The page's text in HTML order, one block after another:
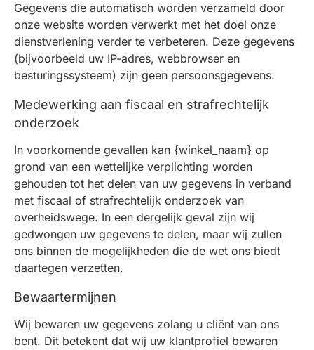
Gegevens die automatisch worden verzameld door
onze website worden verwerkt met het doel onze
dienstverlening verder te verbeteren. Deze gegevens
(bijvoorbeeld uw IP-adres, webbrowser en
besturingssysteem) zijn geen persoonsgegevens.
Medewerking aan fiscaal en strafrechtelijk
onderzoek
In voorkomende gevallen kan {winkel_naam} op
grond van een wettelijke verplichting worden
gehouden tot het delen van uw gegevens in verband
met fiscaal of strafrechtelijk onderzoek van
overheidswege. In een dergelijk geval zijn wij
gedwongen uw gegevens te delen, maar wij zullen
ons binnen de mogelijkheden die de wet ons biedt
daartegen verzetten.
Bewaartermijnen
Wij bewaren uw gegevens zolang u cliënt van ons
bent. Dit betekent dat wij uw klantprofiel bewaren